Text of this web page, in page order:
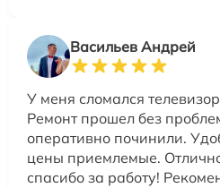
Васильев Андрей
У меня сломался
Ремонт прошел без
оперативно починили.
цены приемлемые.
спасибо за работу!